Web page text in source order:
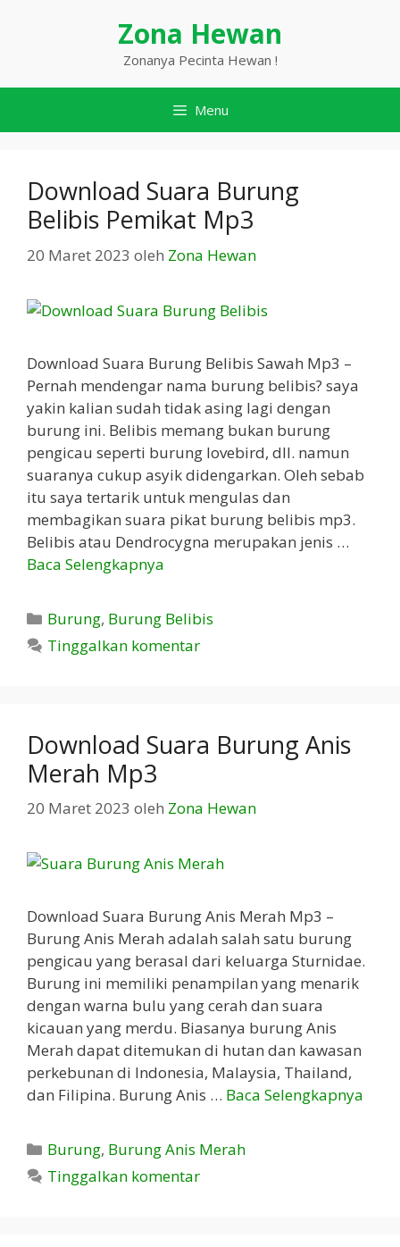
Zona Hewan
Zonanya Pecinta Hewan !
Menu
Download Suara Burung
Belibis Pemikat Mp3
20 Maret 2023 oleh Zona Hewan
Download Suara Burung Belibis Sawah Mp3 –
Pernah mendengar nama burung belibis? saya
yakin kalian sudah tidak asing lagi dengan
burung ini. Belibis memang bukan burung
pengicau seperti burung lovebird, dll. namun
suaranya cukup asyik didengarkan. Oleh sebab
itu saya tertarik untuk mengulas dan
membagikan suara pikat burung belibis mp3.
Belibis atau Dendrocygna merupakan jenis …
Baca Selengkapnya
Kategori
Burung, Burung Belibis
Tinggalkan komentar
Download Suara Burung Anis
Merah Mp3
20 Maret 2023 oleh Zona Hewan
Download Suara Burung Anis Merah Mp3 –
Burung Anis Merah adalah salah satu burung
pengicau yang berasal dari keluarga Sturnidae.
Burung ini memiliki penampilan yang menarik
dengan warna bulu yang cerah dan suara
kicauan yang merdu. Biasanya burung Anis
Merah dapat ditemukan di hutan dan kawasan
perkebunan di Indonesia, Malaysia, Thailand,
dan Filipina. Burung Anis … Baca Selengkapnya
Kategori
Burung, Burung Anis Merah
Tinggalkan komentar